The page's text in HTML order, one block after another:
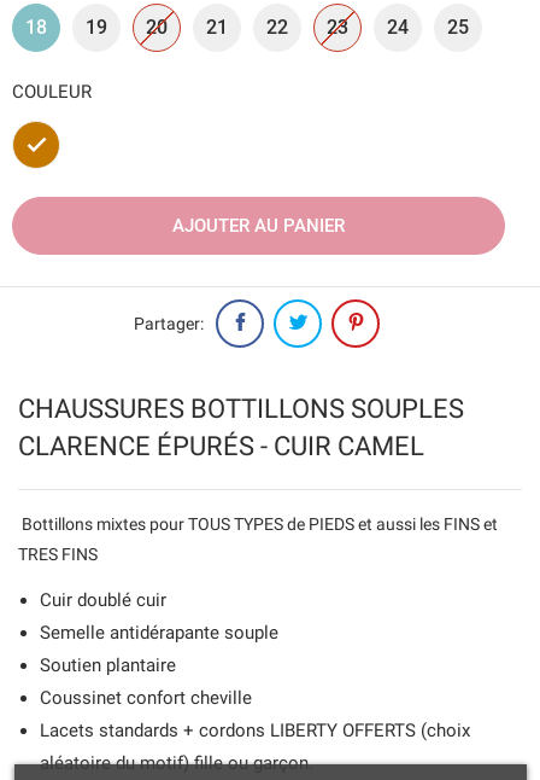
CHAUSSURES BOTTILLONS SOUPLES
CLARENCE ÉPURÉS - CUIR CAMEL
Bottillons mixtes pour TOUS TYPES de PIEDS et aussi les FINS et
TRES FINS
Cuir doublé cuir
Semelle antidérapante souple
Soutien plantaire
Coussinet confort cheville
Lacets standards + cordons LIBERTY OFFERTS (choix
aléatoire du motif) fille ou garçon.
18 19 20 21 22 23 24 25
COULEUR
Marron
AJOUTER AU PANIER
Partager: